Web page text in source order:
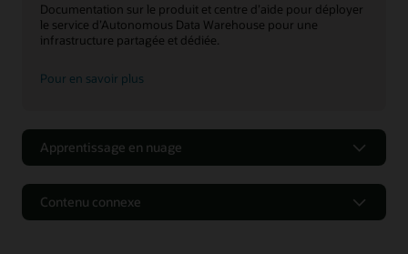
Documentation sur le produit et centre d’aide pour déployer
le service d’Autonomous Data Warehouse pour une
infrastructure partagée et dédiée.
Pour en savoir plus
Apprentissage en nuage
Contenu connexe